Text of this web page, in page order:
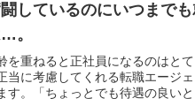
しているのにいつまで
。
を重ねると正社員になるのはと
当に考慮してくれる転職エージ
す。「ちょっとでも待遇の良い